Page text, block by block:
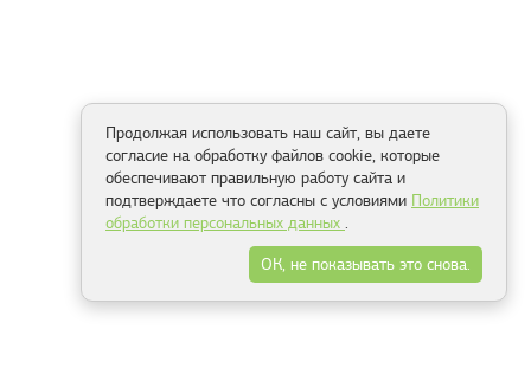
Продолжая использовать наш сайт, вы даете
согласие на обработку файлов cookie, которые
обеспечивают правильную работу сайта и
подтверждаете что согласны с условиями Политики
обработки персональных данных .
ОК, не показывать это снова.